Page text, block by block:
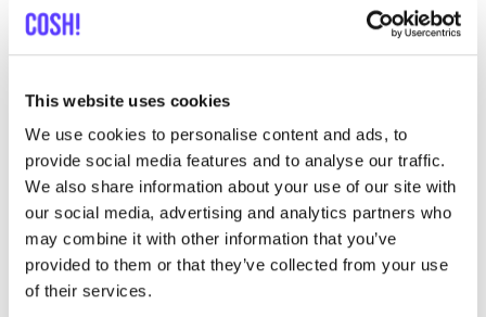
This website uses cookies
We use cookies to personalise content and ads, to
provide social media features and to analyse our traffic.
We also share information about your use of our site with
our social media, advertising and analytics partners who
may combine it with other information that you’ve
provided to them or that they’ve collected from your use
of their services.